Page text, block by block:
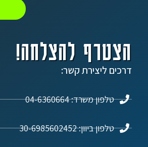
הצטרף להצלחה!
דרכים ליצירת קשר:
טלפון משרד: 04-6360664
טלפון ביוון: 30-6985602452